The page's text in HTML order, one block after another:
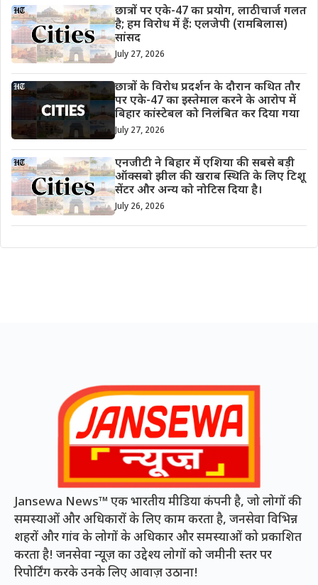
छात्रों पर एके-47 का प्रयोग, लाठीचार्ज गलत
है; हम विरोध में हैं: एलजेपी (रामबिलास)
सांसद
July 27, 2026
छात्रों के विरोध प्रदर्शन के दौरान कथित तौर
पर एके-47 का इस्तेमाल करने के आरोप में
बिहार कांस्टेबल को निलंबित कर दिया गया
July 27, 2026
एनजीटी ने बिहार में एशिया की सबसे बड़ी
ऑक्सबो झील की खराब स्थिति के लिए टिशू
सेंटर और अन्य को नोटिस दिया है।
July 26, 2026
Jansewa News™ एक भारतीय मीडिया कंपनी है, जो लोगों की
समस्याओं और अधिकारों के लिए काम करता है, जनसेवा विभिन्न
शहरों और गांव के लोगों के अधिकार और समस्याओं को प्रकाशित
करता है! जनसेवा न्यूज़ का उद्देश्य लोगों को जमीनी स्तर पर
रिपोर्टिंग करके उनके लिए आवाज़ उठाना!